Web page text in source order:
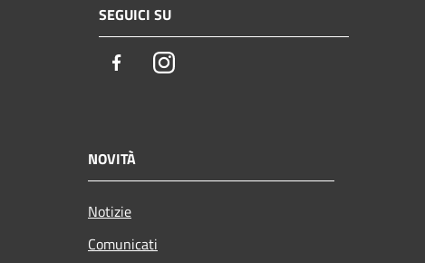
SEGUICI SU
FacebookInstagram
NOVITÀ
Notizie
Comunicati